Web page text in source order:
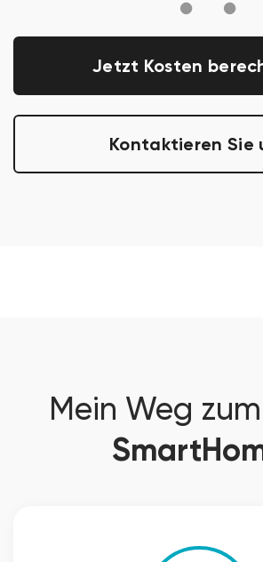
Jetzt Kosten
Kontaktieren Sie
Mein Weg zum